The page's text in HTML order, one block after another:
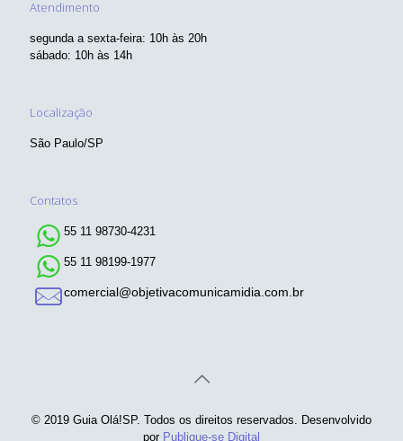
Atendimento
segunda a sexta-feira: 10h às 20h
sábado: 10h às 14h
Localização
São Paulo/SP
Contatos
55 11 98730-4231
55 11 98199-1977
comercial@objetivacomunicamidia.com.br
© 2019 Guia Olá!SP. Todos os direitos reservados. Desenvolvido
por Publique-se Digital